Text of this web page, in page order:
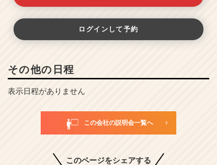
ログインして予約
その他の日程
表示日程がありません
この会社の説明会一覧へ
このページをシェアする